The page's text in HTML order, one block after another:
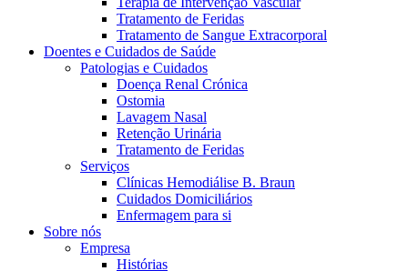
Contactos
Em diálogo com a B. Braun. Entre em contacto connosco
Tratamento de Feridas
Tratamento de Sangue Extracorporal
Doentes e Cuidados de Saúde
Patologias e Cuidados
Doença Renal Crónica
Ostomia
Lavagem Nasal
Retenção Urinária
Tratamento de Feridas
Serviços
Clínicas Hemodiálise B. Braun
Cuidados Domiciliários
Enfermagem para si
Sobre nós
Empresa
Histórias